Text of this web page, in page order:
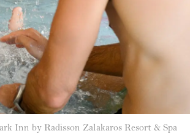
Inn by Radisson Zalakaros Resort & Spa